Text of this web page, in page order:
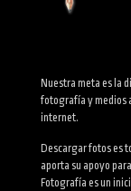
Nuestra meta es la
fotografía y medios
internet.
Descargar fotos es
aporta su apoyo
Fotografía es un